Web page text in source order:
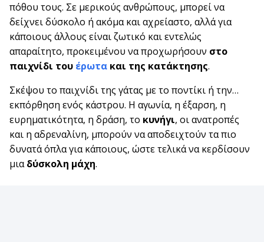
πόθου τους. Σε μερικούς ανθρώπους, μπορεί να
δείχνει δύσκολο ή ακόμα και αχρείαστο, αλλά για
κάποιους άλλους είναι ζωτικό και εντελώς
απαραίτητο, προκειμένου να προχωρήσουν στο
παιχνίδι του έρωτα και της κατάκτησης.
Σκέψου το παιχνίδι της γάτας με το ποντίκι ή την…
εκπόρθηση ενός κάστρου. Η αγωνία, η έξαρση, η
ευρηματικότητα, η δράση, το κυνήγι, οι ανατροπές
και η αδρεναλίνη, μπορούν να αποδειχτούν τα πιο
δυνατά όπλα για κάποιους, ώστε τελικά να κερδίσουν
μιαδύσκολη μάχη.